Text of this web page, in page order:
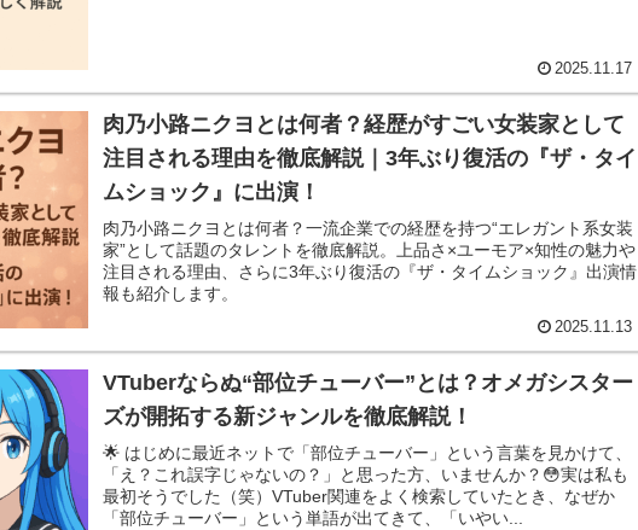
2025.11.17
肉乃小路ニクヨとは何者？経歴がすごい女装家として
注目される理由を徹底解説｜3年ぶり復活の『ザ・タイ
ムショック』に出演！
肉乃小路ニクヨとは何者？一流企業での経歴を持つ“エレガント系女装
家”として話題のタレントを徹底解説。上品さ×ユーモア×知性の魅力や
注目される理由、さらに3年ぶり復活の『ザ・タイムショック』出演情
報も紹介します。
2025.11.13
VTuberならぬ“部位チューバー”とは？オメガシスター
ズが開拓する新ジャンルを徹底解説！
🌟 はじめに最近ネットで「部位チューバー」という言葉を見かけて、
「え？これ誤字じゃないの？」と思った方、いませんか？😳実は私も
最初そうでした（笑）VTuber関連をよく検索していたとき、なぜか
「部位チューバー」という単語が出てきて、「いやい...